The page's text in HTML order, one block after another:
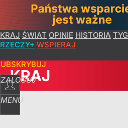
KRAJ ŚWIAT OPINIE HISTORIA
RZECZY+ WSPIERAJ
ZALOGUJ
MENU
KRAJ